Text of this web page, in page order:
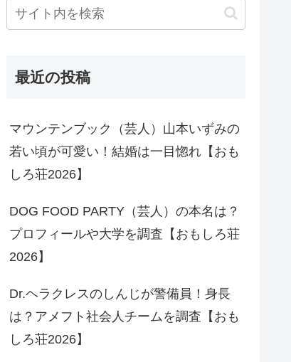
最近の投稿
マウンテンブック（芸人）山本いずみの
若い頃が可愛い！結婚は一目惚れ【おも
しろ荘2026】
DOG FOOD PARTY（芸人）の本名は？
プロフィールや大学を調査【おもしろ荘
2026】
Dr.ヘラクレスのしんじが警備員！身長
は？アメフト社会人チームを調査【おも
しろ荘2026】